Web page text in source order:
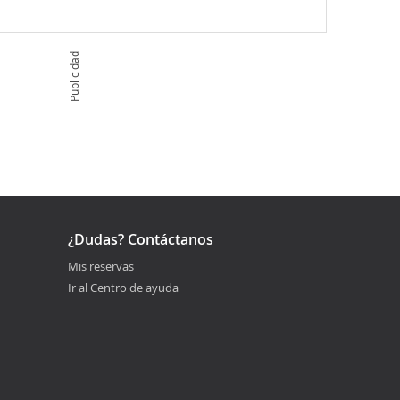
Publicidad
¿Dudas? Contáctanos
Mis reservas
Ir al Centro de ayuda